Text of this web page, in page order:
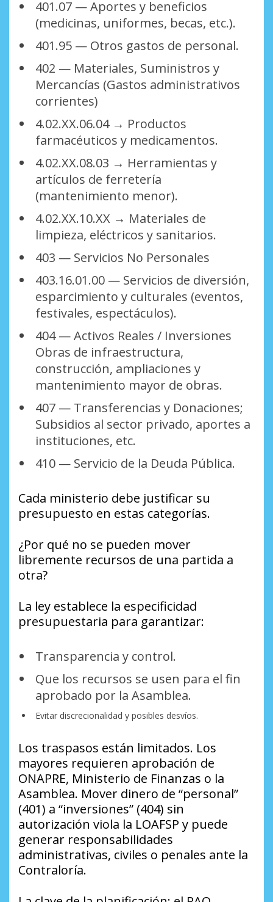
401.07 — Aportes y beneficios
(medicinas, uniformes, becas, etc.).
401.95 — Otros gastos de personal.
402 — Materiales, Suministros y
Mercancías (Gastos administrativos
corrientes)
4.02.XX.06.04 → Productos
farmacéuticos y medicamentos.
4.02.XX.08.03 → Herramientas y
artículos de ferretería
(mantenimiento menor).
4.02.XX.10.XX → Materiales de
limpieza, eléctricos y sanitarios.
403 — Servicios No Personales
403.16.01.00 — Servicios de diversión,
esparcimiento y culturales (eventos,
festivales, espectáculos).
404 — Activos Reales / Inversiones
Obras de infraestructura,
construcción, ampliaciones y
mantenimiento mayor de obras.
407 — Transferencias y Donaciones;
Subsidios al sector privado, aportes a
instituciones, etc.
410 — Servicio de la Deuda Pública.
Cada ministerio debe justificar su
presupuesto en estas categorías.
¿Por qué no se pueden mover
libremente recursos de una partida a
otra?
La ley establece la especificidad
presupuestaria para garantizar:
Transparencia y control.
Que los recursos se usen para el fin
aprobado por la Asamblea.
Evitar discrecionalidad y posibles desvíos.
Los traspasos están limitados. Los
mayores requieren aprobación de
ONAPRE, Ministerio de Finanzas o la
Asamblea. Mover dinero de “personal”
(401) a “inversiones” (404) sin
autorización viola la LOAFSP y puede
generar responsabilidades
administrativas, civiles o penales ante la
Contraloría.